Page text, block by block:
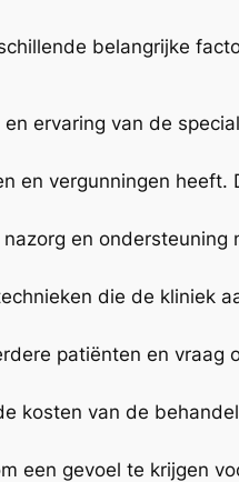
belangrijke
ervaring van de
en vergunningen heeft.
en ondersteuning
die de kliniek
patiënten en vraag
kosten van de
een gevoel te krijgen